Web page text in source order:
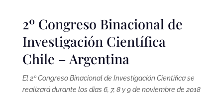
2º Congreso Binacional de
Investigación Científica
Chile – Argentina
El 2º Congreso Binacional de Investigación Científica se
realizará durante los días 6, 7, 8 y 9 de noviembre de 2018